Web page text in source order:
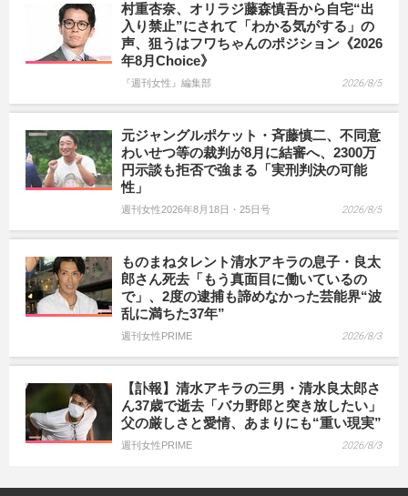
村重杏奈、オリラジ藤森慎吾から自宅“出
入り禁止”にされて「わかる気がする」の
声、狙うはフワちゃんのポジション《2026
年8月Choice》
『週刊女性』編集部 2026/8/5
元ジャングルポケット・斉藤慎二、不同意
わいせつ等の裁判が8月に結審へ、2300万
円示談も拒否で強まる「実刑判決の可能
性」
週刊女性2026年8月18日・25日号 2026/8/5
ものまねタレント清水アキラの息子・良太
郎さん死去「もう真面目に働いているの
で」、2度の逮捕も諦めなかった芸能界“波
乱に満ちた37年”
週刊女性PRIME 2026/8/3
【訃報】清水アキラの三男・清水良太郎さ
ん37歳で逝去「バカ野郎と突き放したい」
父の厳しさと愛情、あまりにも“重い現実”
週刊女性PRIME 2026/8/3